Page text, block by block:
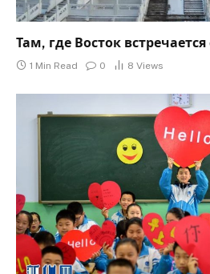
Там, где Восток
1 Min Read 0 8 Views